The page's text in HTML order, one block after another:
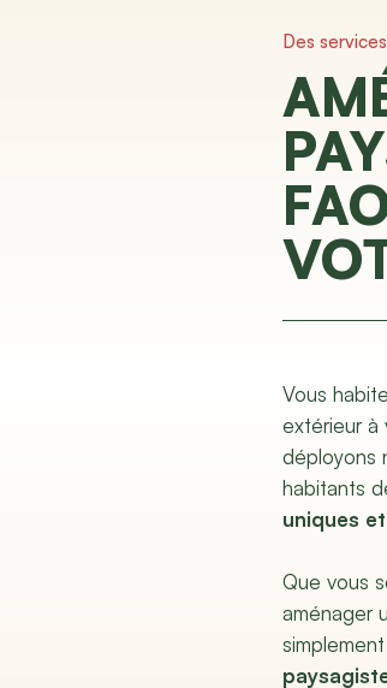
Des
Vous
extérieur
déployons
habitants
uniques
Que vous
aménager